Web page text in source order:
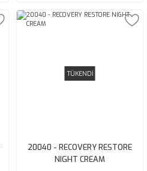
TÜKENDİ
20040 - RECOVERY RESTORE
NIGHT CREAM